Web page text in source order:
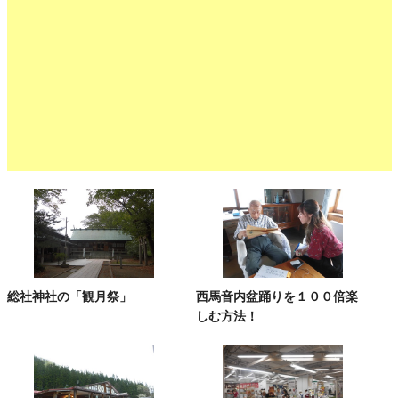
総社神社の「観月祭」
西馬音内盆踊りを１００倍楽
しむ方法！